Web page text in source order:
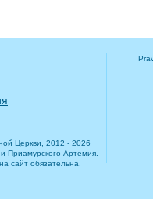
Церкви, 2012 - 2026
Приамурского Артемия.
сайт обязательна.